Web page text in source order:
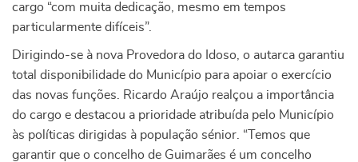
cargo “com muita dedicação, mesmo em tempos
particularmente difíceis”.
Dirigindo-se à nova Provedora do Idoso, o autarca garantiu
total disponibilidade do Município para apoiar o exercício
das novas funções. Ricardo Araújo realçou a importância
do cargo e destacou a prioridade atribuída pelo Município
às políticas dirigidas à população sénior. “Temos que
garantir que o concelho de Guimarães é um concelho